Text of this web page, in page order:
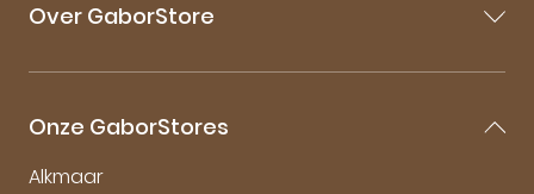
Onze GaborStores
Alkmaar
Bestellen & Bezorgen
Mijn account
Over GaborStore
Over Gabor
Onderhoudstips
Vacatures